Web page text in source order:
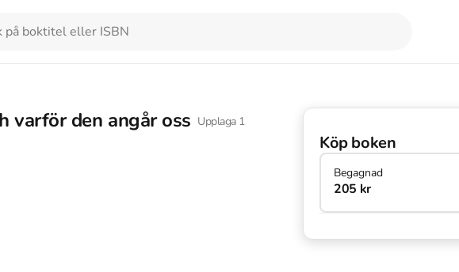
varför den angår oss Upplaga 1
Köp boken
Begagnad
205 kr